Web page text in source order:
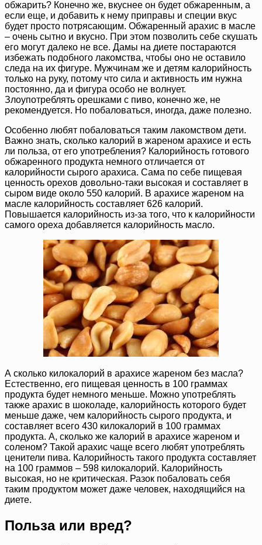
обжарить? Конечно же, вкуснее он будет обжаренным, а
если еще, и добавить к нему приправы и специи вкус
будет просто потрясающим. Обжаренный арахис в масле
– очень сытно и вкусно. При этом позволить себе скушать
его могут далеко не все. Дамы на диете постараются
избежать подобного лакомства, чтобы оно не оставило
следа на их фигуре. Мужчинам же и детям калорийность
только на руку, потому что сила и активность им нужна
постоянно, да и фигура особо не волнует.
Злоупотреблять орешками с пиво, конечно же, не
рекомендуется. Но побаловаться, иногда, даже полезно.
Особенно любят побаловаться таким лакомством дети.
Важно знать, сколько калорий в жареном арахисе и есть
ли польза, от его употребления? Калорийность готового
обжаренного продукта немного отличается от
калорийности сырого арахиса. Сама по себе пищевая
ценность орехов довольно-таки высокая и составляет в
сыром виде около 550 калорий. В арахисе жареном на
масле калорийность составляет 626 калорий.
Повышается калорийность из-за того, что к калорийности
самого ореха добавляется калорийность масло.
А сколько килокалорий в арахисе жареном без масла?
Естественно, его пищевая ценность в 100 граммах
продукта будет немного меньше. Можно употреблять
также арахис в шоколаде, калорийность которого будет
меньше даже, чем калорийность сырого продукта, и
составляет всего 430 килокалорий в 100 граммах
продукта. А, сколько же калорий в арахисе жареном и
соленом? Такой арахис чаще всего любят употреблять
ценители пива. Калорийность такого продукта составляет
на 100 граммов – 598 килокалорий. Калорийность
высокая, но не критическая. Разок побаловать себя
таким продуктом может даже человек, находящийся на
диете.
Польза или вред?